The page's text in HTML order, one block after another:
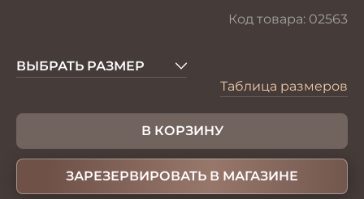
Код товара: 02563
ВЫБРАТЬ РАЗМЕР
Таблица размеров
В КОРЗИНУ
ЗАРЕЗЕРВИРОВАТЬ В МАГАЗИНЕ